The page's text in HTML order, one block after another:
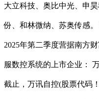
大立科技、奥比中光、申
份、和林微纳、苏奥传感。
2025年第二季度营据南方
服数控系统的上市企业：
截止，万讯自控(股票代码